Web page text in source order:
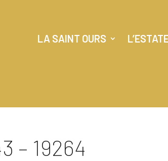
LA SAINT OURS
– 19264